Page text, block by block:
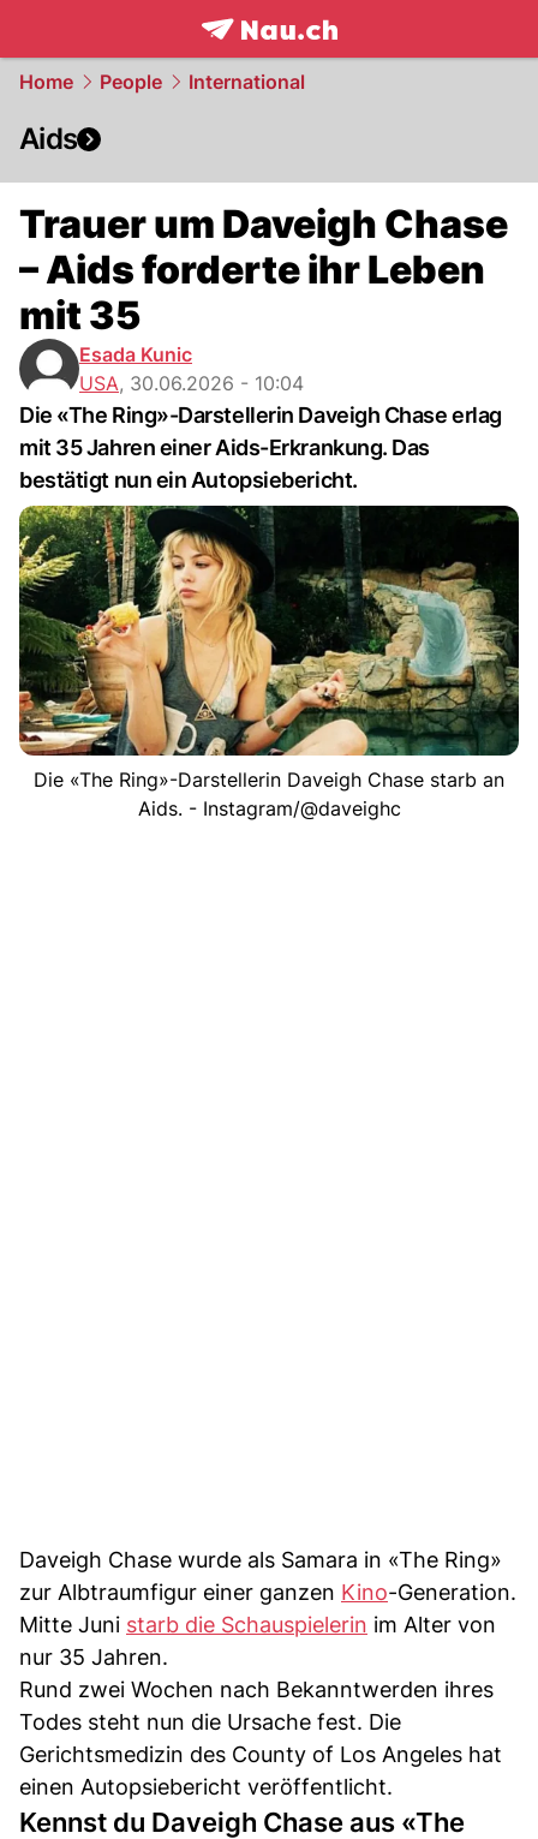
frontpage.NAU.ch
Home People International
Aids
Trauer um Daveigh Chase
– Aids forderte ihr Leben
mit 35
Esada Kunic
USA, 30.06.2026 - 10:04
Die «The Ring»-Darstellerin Daveigh Chase erlag
mit 35 Jahren einer Aids-Erkrankung. Das
bestätigt nun ein Autopsiebericht.
Die «The Ring»-Darstellerin Daveigh Chase starb an
Aids. - Instagram/@daveighc
Daveigh Chase wurde als Samara in «The Ring»
zur Albtraumfigur einer ganzen Kino-Generation.
Mitte Juni starb die Schauspielerin im Alter von
nur 35 Jahren.
Rund zwei Wochen nach Bekanntwerden ihres
Todes steht nun die Ursache fest. Die
Gerichtsmedizin des County of Los Angeles hat
einen Autopsiebericht veröffentlicht.
Kennst du Daveigh Chase aus «The